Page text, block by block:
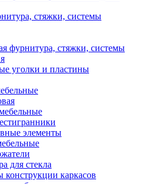
стяжки, системы
фурнитура, стяжки, системы
уголки и пластины
элементы
для стекла
конструкции каркасов